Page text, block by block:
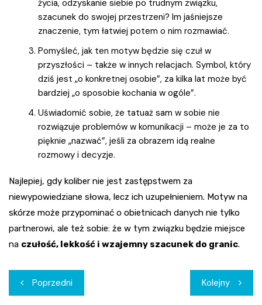
życia, odzyskanie siebie po trudnym związku,
szacunek do swojej przestrzeni? Im jaśniejsze
znaczenie, tym łatwiej potem o nim rozmawiać.
Pomyśleć, jak ten motyw będzie się czuł w
przyszłości – także w innych relacjach. Symbol, który
dziś jest „o konkretnej osobie”, za kilka lat może być
bardziej „o sposobie kochania w ogóle”.
Uświadomić sobie, że tatuaż sam w sobie nie
rozwiązuje problemów w komunikacji – może je za to
pięknie „nazwać”, jeśli za obrazem idą realne
rozmowy i decyzje.
Najlepiej, gdy koliber nie jest zastępstwem za
niewypowiedziane słowa, lecz ich uzupełnieniem. Motyw na
skórze może przypominać o obietnicach danych nie tylko
partnerowi, ale też sobie: że w tym związku będzie miejsce
na czułość, lekkość i wzajemny szacunek do granic.
Nawigacja
Poprzedni Kolejny